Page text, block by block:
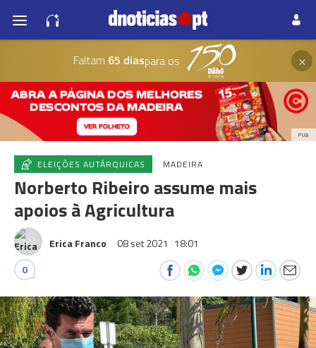
Faltam 65 diaspara os ×
PUB
ELEIÇÕES AUTÁRQUICAS MADEIRA
Norberto Ribeiro assume mais
apoios à Agricultura
Erica Franco 08 set 2021 18:01
0